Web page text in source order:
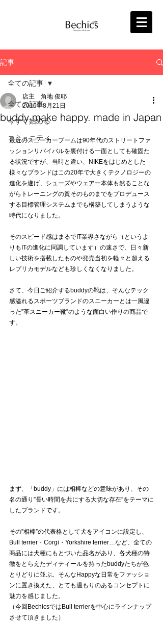
記事
全ての記事
今すぐ始める
コミュニティ
全ての記事
buddy make happy. made in Japan
店主 角地 俊耶
2016年8月21日
最近のスニーカーブームは90年代のストリートファ
ッションリバイバルを裏付ける一面としても確固た
る状況ですが、当時と違い、NIKEをはじめとした
様々なブランドはこの20年で大きくテクノロジーの
進化を遂げ、シューズやウェアー本体も然ることな
がらトレーニングの質そのものまでをプロデュース
する目標管理システムまでも構築してしまうような
時代になりました。
そのスピード感はまるでIT業界さながら（というよ
りもITの進化に同調しています）の速さで、日々新
しい技術を搭載したものや発売当初を軽々と超える
レプリカモデルなども珍しくなくなりました。
さて、今日ご紹介するbuddyの靴は、そんなテック
感溢れるスポーツブランドのスニーカーとは一風違
った”革スニーカー靴”のような面白い作りの商品で
す。
まず、「buddy」には相棒などの意味があり、その
名の通り”長い時間を共にする大切な存在”をテーマに
したブランドです。
その”相棒”の代表格として犬をアイコンに設定し、
Bull terrier・Corgi・Yorkshire terrier…など、全ての
商品には犬種にもとづいた品名があり、各犬種の特
徴をとらえたディティールを持ったbuddyたちが色
とりどりに並ぶ。そんなHappyな日常をファッショ
ンに置き換えた、とても温もりのあるコンセプトに
魅力を感じました。
（今回BechicsではBull terrierを中心にラインナップ
させて頂きました）